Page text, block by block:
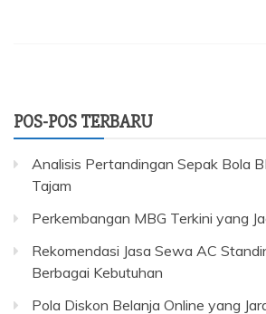
POS-POS TERBARU
Analisis Pertandingan Sepak Bola
Tajam
Perkembangan MBG Terkini yang
Rekomendasi Jasa Sewa AC
Berbagai Kebutuhan
Pola Diskon Belanja Online yang